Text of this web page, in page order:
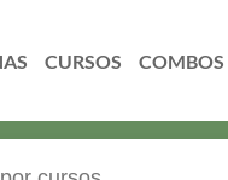
CURSOS COMBOS